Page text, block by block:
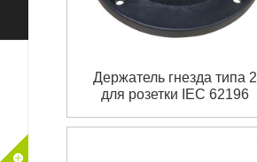
Держатель гнезда типа 2
для розетки IEC 62196